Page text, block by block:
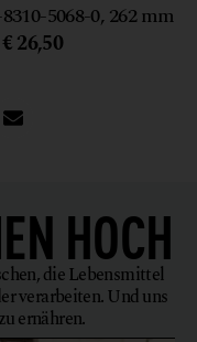
5068-0, 262 mm
€ 26,50
HOCH
die Lebensmittel
verarbeiten. Und uns
ernähren.